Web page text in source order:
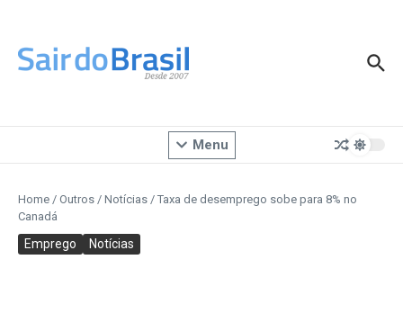
Menu
Home / Outros / Notícias / Taxa de desemprego sobe para 8% no
Canadá
Emprego Notícias